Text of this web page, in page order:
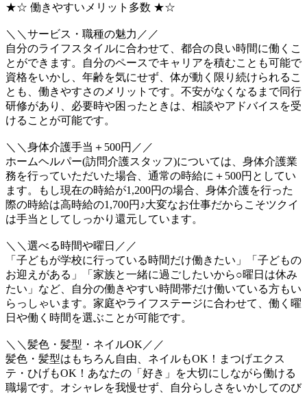
★☆ 働きやすいメリット多数 ★☆
＼＼サービス・職種の魅力／／
自分のライフスタイルに合わせて、都合の良い時間に働くこ
とができます。自分のペースでキャリアを積むことも可能で
資格をいかし、年齢を気にせず、体が動く限り続けられるこ
とも、働きやすさのメリットです。不安がなくなるまで同行
研修があり、必要時や困ったときは、相談やアドバイスを受
けることが可能です。
＼＼身体介護手当＋500円／／
ホームヘルパー(訪問介護スタッフ)については、身体介護業
務を行っていただいた場合、通常の時給に＋500円としてい
ます。もし現在の時給が1,200円の場合、身体介護を行った
際の時給は高時給の1,700円♪大変なお仕事だからこそツクイ
は手当としてしっかり還元しています。
＼＼選べる時間や曜日／／
「子どもが学校に行っている時間だけ働きたい」「子どもの
お迎えがある」「家族と一緒に過ごしたいから○曜日は休み
たい」など、自分の働きやすい時間帯だけ働いている方もい
らっしゃいます。家庭やライフステージに合わせて、働く曜
日や働く時間を選ぶことが可能です。
＼＼髪色・髪型・ネイルOK／／
髪色・髪型はもちろん自由、ネイルもOK！まつげエクス
テ・ひげもOK！あなたの「好き」を大切にしながら働ける
職場です。オシャレを我慢せず、自分らしさをいかしてのび